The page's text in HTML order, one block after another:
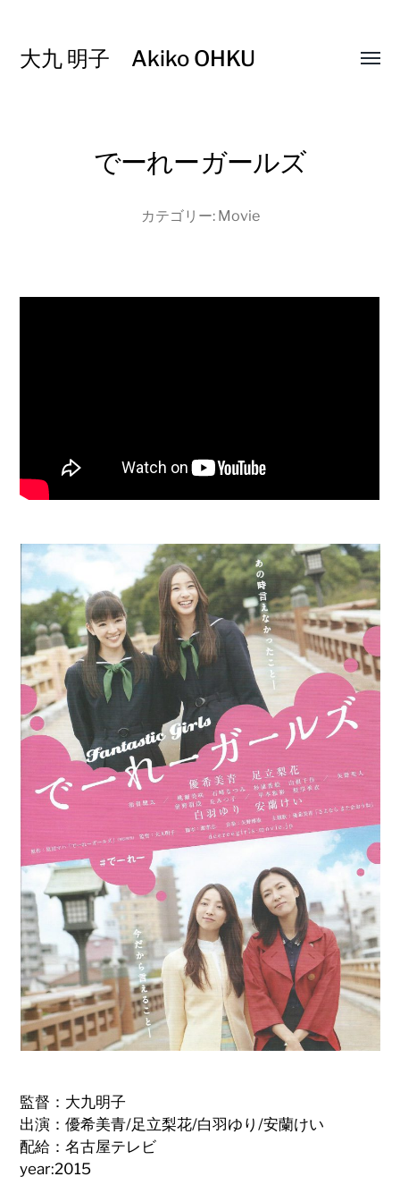
大九 明子 Akiko OHKU
でーれーガールズ
カテゴリー: Movie
監督：大九明子
出演：優希美青/足立梨花/白羽ゆり/安蘭けい
配給：名古屋テレビ
year:2015